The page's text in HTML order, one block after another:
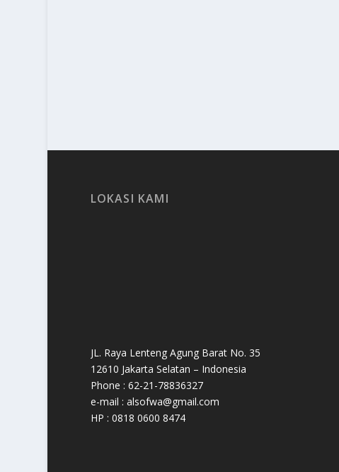
LOKASI KAMI
JL. Raya Lenteng Agung Barat No. 35
12610 Jakarta Selatan – Indonesia
Phone : 62-21-78836327
e-mail : alsofwa@gmail.com
HP : 0818 0600 8474